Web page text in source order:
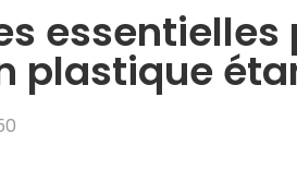
plastique